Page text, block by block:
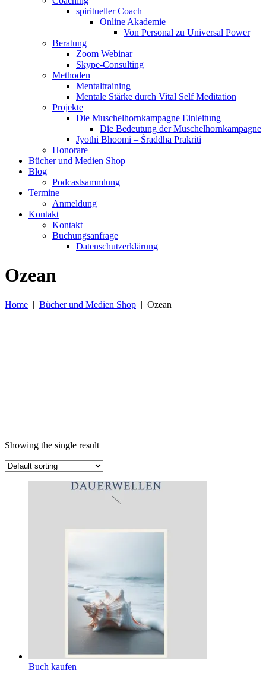
spiritueller Coach
Online Akademie
Von Personal zu Universal Power
Beratung
Zoom Webinar
Skype-Consulting
Methoden
Mentaltraining
Mentale Stärke durch Vital Self Meditation
Projekte
Die Muschelhornkampagne Einleitung
Die Bedeutung der Muschelhornkampagne
Jyothi Bhoomi – Śraddhā Prakriti
Honorare
Bücher und Medien Shop
Blog
Podcastsammlung
Termine
Anmeldung
Kontakt
Kontakt
Buchungsanfrage
Datenschutzerklärung
Ozean
Home | Bücher und Medien Shop | Ozean
Showing the single result
Buch kaufen